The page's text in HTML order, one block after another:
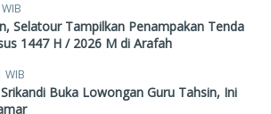
Selatour Tampilkan Penampakan Tenda
1447 H / 2026 M di Arafah
WIB
Buka Lowongan Guru Tahsin, Ini